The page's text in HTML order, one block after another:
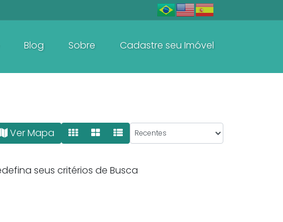
Cadastre seu Imóvel
Sobre
Blog
Ver Mapa
seus critérios de Busca